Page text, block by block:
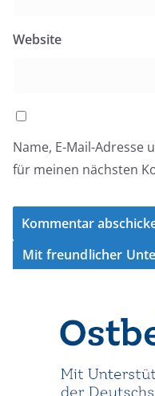
Website
Name, E-Mail-Adresse
für meinen nächsten
Mit freundlicher